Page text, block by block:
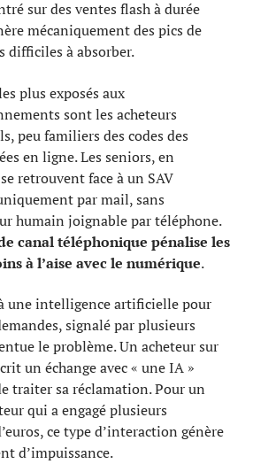
sur des ventes flash à durée
mécaniquement des pics de
difficiles à absorber.
plus exposés aux
sont les acheteurs
peu familiers des codes des
en ligne. Les seniors, en
retrouvent face à un SAV
par mail, sans
humain joignable par téléphone.
de canal téléphonique pénalise les
à l’aise avec le numérique.
une intelligence artificielle pour
signalé par plusieurs
le problème. Un acheteur sur
un échange avec « une IA »
traiter sa réclamation. Pour un
qui a engagé plusieurs
ce type d’interaction génère
d’impuissance.